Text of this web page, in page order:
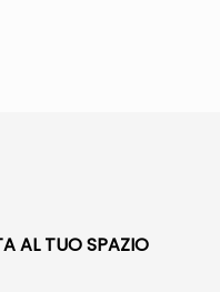
AL TUO SPAZIO